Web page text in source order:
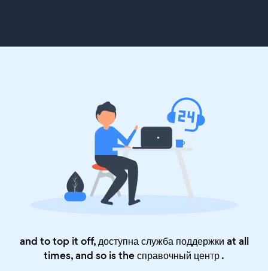
and to top it off, доступна служба поддержки at all
times, and so is theсправочный центр.